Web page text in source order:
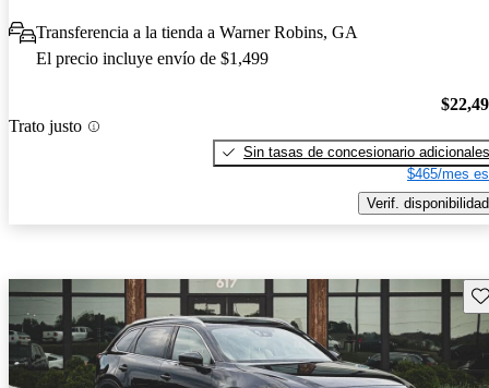
Transferencia a la tienda a Warner Robins, GA
El precio incluye envío de $1,499
Trato justo
Sin tasas de concesionario adicionales
$465/mes
Verif. disponibilidad